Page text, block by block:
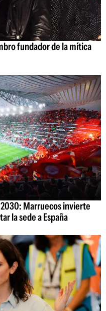
fundador de la mítica
Marruecos invierte
la sede a España